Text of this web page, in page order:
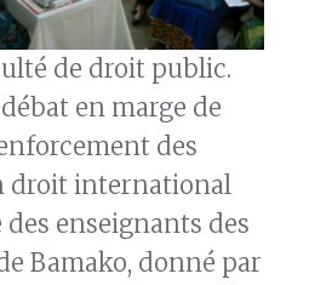
de droit public.
en marge de
des
droit international
enseignants des
Bamako, donné par